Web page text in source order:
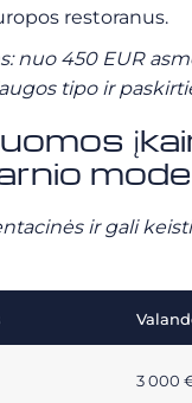
restoranus.
nuo 450 EUR
tipo ir
ir gali
3 000